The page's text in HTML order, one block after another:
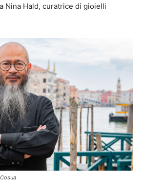
Nina Hald, curatrice di gioielli